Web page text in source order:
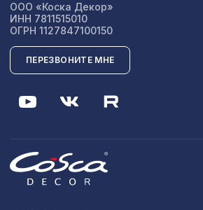
ООО «Коска Декор»
ИНН 7811515010
ОГРН 1127847100150
ПЕРЕЗВОНИТЕ МНЕ